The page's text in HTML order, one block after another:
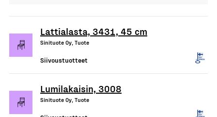
Lattialasta, 3431, 45 cm
Sinituote Oy, Tuote
Siivoustuotteet
Lumilakaisin, 3008
Sinituote Oy, Tuote